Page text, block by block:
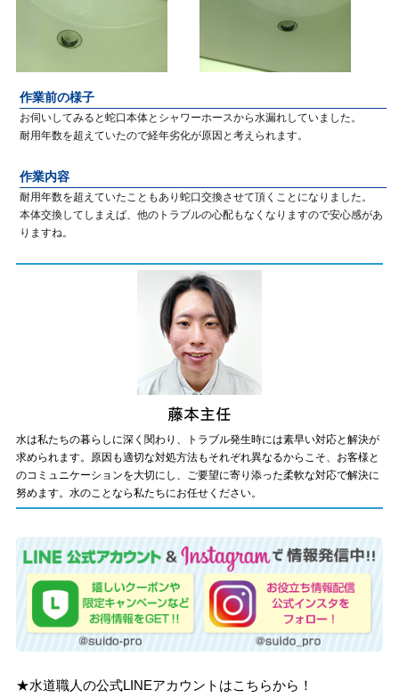
作業前の様子
お伺いしてみると蛇口本体とシャワーホースから水漏れしていました。
耐用年数を超えていたので経年劣化が原因と考えられます。
作業内容
耐用年数を超えていたこともあり蛇口交換させて頂くことになりました。
本体交換してしまえば、他のトラブルの心配もなくなりますので安心感があ
りますね。
水は私たちの暮らしに深く関わり、トラブル発生時には素早い対応と解決が
求められます。原因も適切な対処方法もそれぞれ異なるからこそ、お客様と
のコミュニケーションを大切にし、ご要望に寄り添った柔軟な対応で解決に
努めます。水のことなら私たちにお任せください。
★水道職人の公式LINEアカウントはこちらから！